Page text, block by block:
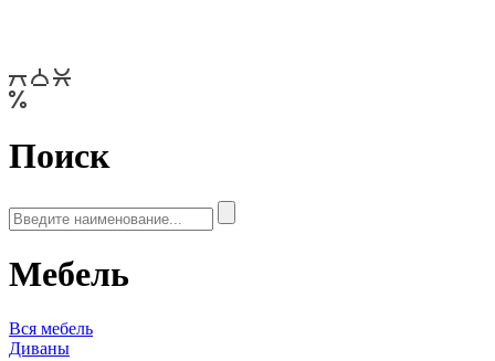
Поиск
Мебель
Вся мебель
Диваны